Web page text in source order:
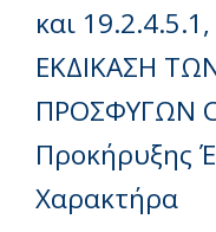
και
ΕΚΔΙΚΑΣΗ
ΠΡΟΣΦΥΓΩΝ
Προκήρυξης
Χαρακτήρα